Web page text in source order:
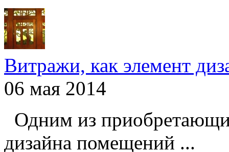
Витражи, как элемент
06 мая 2014
Одним из
дизайна помещений ...